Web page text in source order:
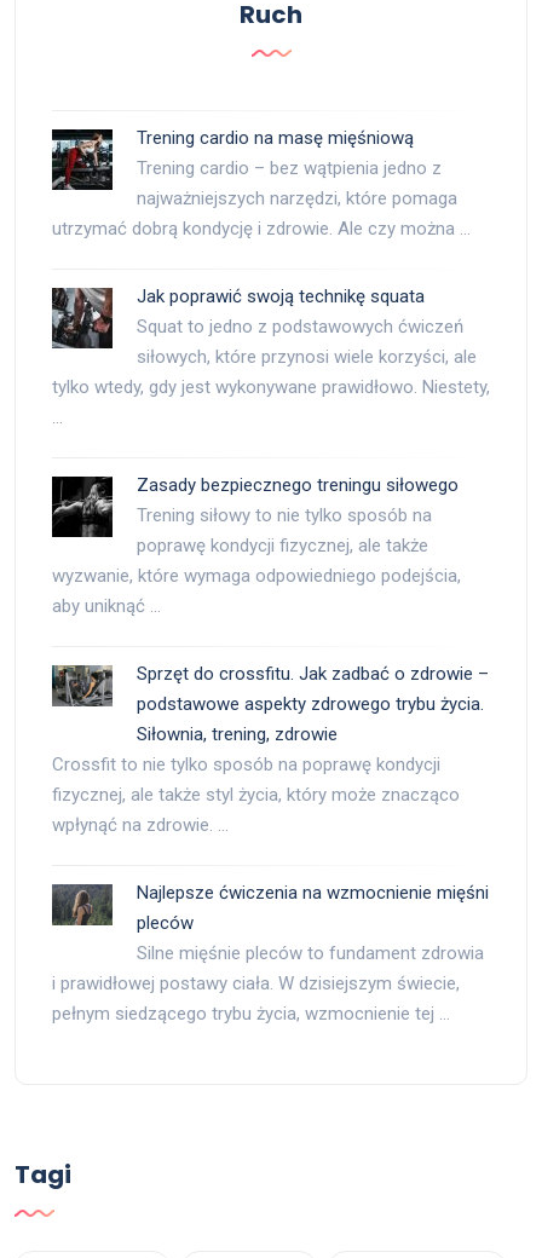
Ruch
Trening cardio na masę mięśniową
Trening cardio – bez wątpienia jedno z
najważniejszych narzędzi, które pomaga
utrzymać dobrą kondycję i zdrowie. Ale czy można …
Jak poprawić swoją technikę squata
Squat to jedno z podstawowych ćwiczeń
siłowych, które przynosi wiele korzyści, ale
tylko wtedy, gdy jest wykonywane prawidłowo. Niestety,
…
Zasady bezpiecznego treningu siłowego
Trening siłowy to nie tylko sposób na
poprawę kondycji fizycznej, ale także
wyzwanie, które wymaga odpowiedniego podejścia,
aby uniknąć …
Sprzęt do crossfitu. Jak zadbać o zdrowie –
podstawowe aspekty zdrowego trybu życia.
Siłownia, trening, zdrowie
Crossfit to nie tylko sposób na poprawę kondycji
fizycznej, ale także styl życia, który może znacząco
wpłynąć na zdrowie. …
Najlepsze ćwiczenia na wzmocnienie mięśni
pleców
Silne mięśnie pleców to fundament zdrowia
i prawidłowej postawy ciała. W dzisiejszym świecie,
pełnym siedzącego trybu życia, wzmocnienie tej …
Tagi